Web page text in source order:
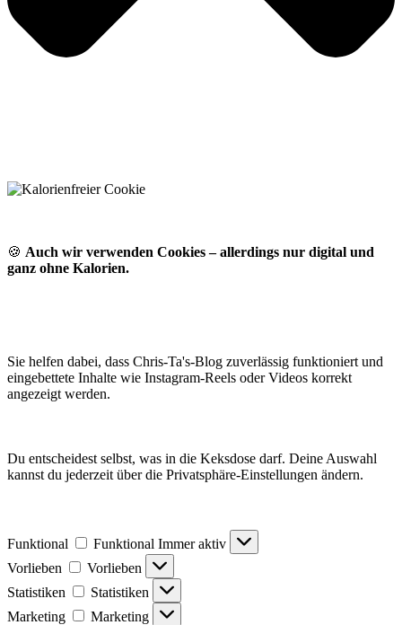
🍪 Auch wir verwenden Cookies – allerdings nur digital und
ganz ohne Kalorien.
Sie helfen dabei, dass Chris-Ta's-Blog zuverlässig funktioniert und
eingebettete Inhalte wie Instagram-Reels oder Videos korrekt
angezeigt werden.
Du entscheidest selbst, was in die Keksdose darf. Deine Auswahl
kannst du jederzeit über die Privatsphäre-Einstellungen ändern.
Funktional Funktional Immer aktiv
Vorlieben
Vorlieben
Statistiken
Statistiken
Marketing
Marketing